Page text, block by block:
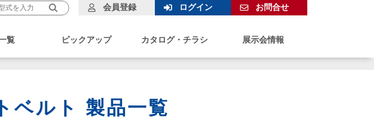
覧 ピックアップ カタログ・チラシ 展示会情報
会員登録 ログイン お問合せ
ベルト 製品一覧